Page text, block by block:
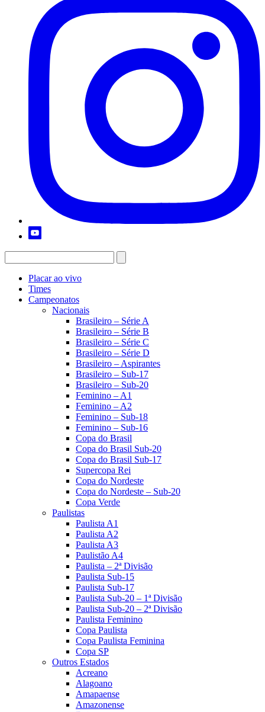
Placar ao vivo
Times
Campeonatos
Nacionais
Brasileiro – Série A
Brasileiro – Série B
Brasileiro – Série C
Brasileiro – Série D
Brasileiro – Aspirantes
Brasileiro – Sub-17
Brasileiro – Sub-20
Feminino – A1
Feminino – A2
Feminino – Sub-18
Feminino – Sub-16
Copa do Brasil
Copa do Brasil Sub-20
Copa do Brasil Sub-17
Supercopa Rei
Copa do Nordeste
Copa do Nordeste – Sub-20
Copa Verde
Paulistas
Paulista A1
Paulista A2
Paulista A3
Paulistão A4
Paulista – 2ª Divisão
Paulista Sub-15
Paulista Sub-17
Paulista Sub-20 – 1ª Divisão
Paulista Sub-20 – 2ª Divisão
Paulista Feminino
Copa Paulista
Copa Paulista Feminina
Copa SP
Outros Estados
Acreano
Alagoano
Amapaense
Amazonense